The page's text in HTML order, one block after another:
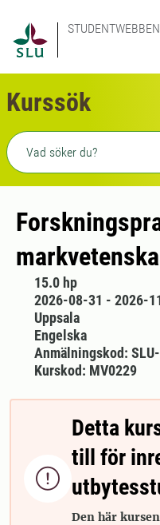
STUDENTWEBBEN
Kurssök
Fritext sökning
15.0 hp
2026-08-31 - 2026-
Uppsala
Engelska
Anmälningskod:
Kurskod: MV0229

Detta
till för
Den här